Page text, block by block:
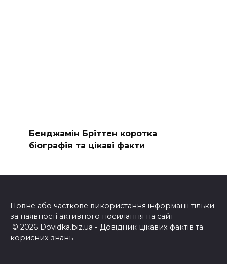
Бенджамін Бріттен коротка
біографія та цікаві факти
Повне або часткове використання інформації тільки
за наявності активного посилання на сайт
© 2026 Dovidka.biz.ua - Довідник цікавих фактів та
корисних знань